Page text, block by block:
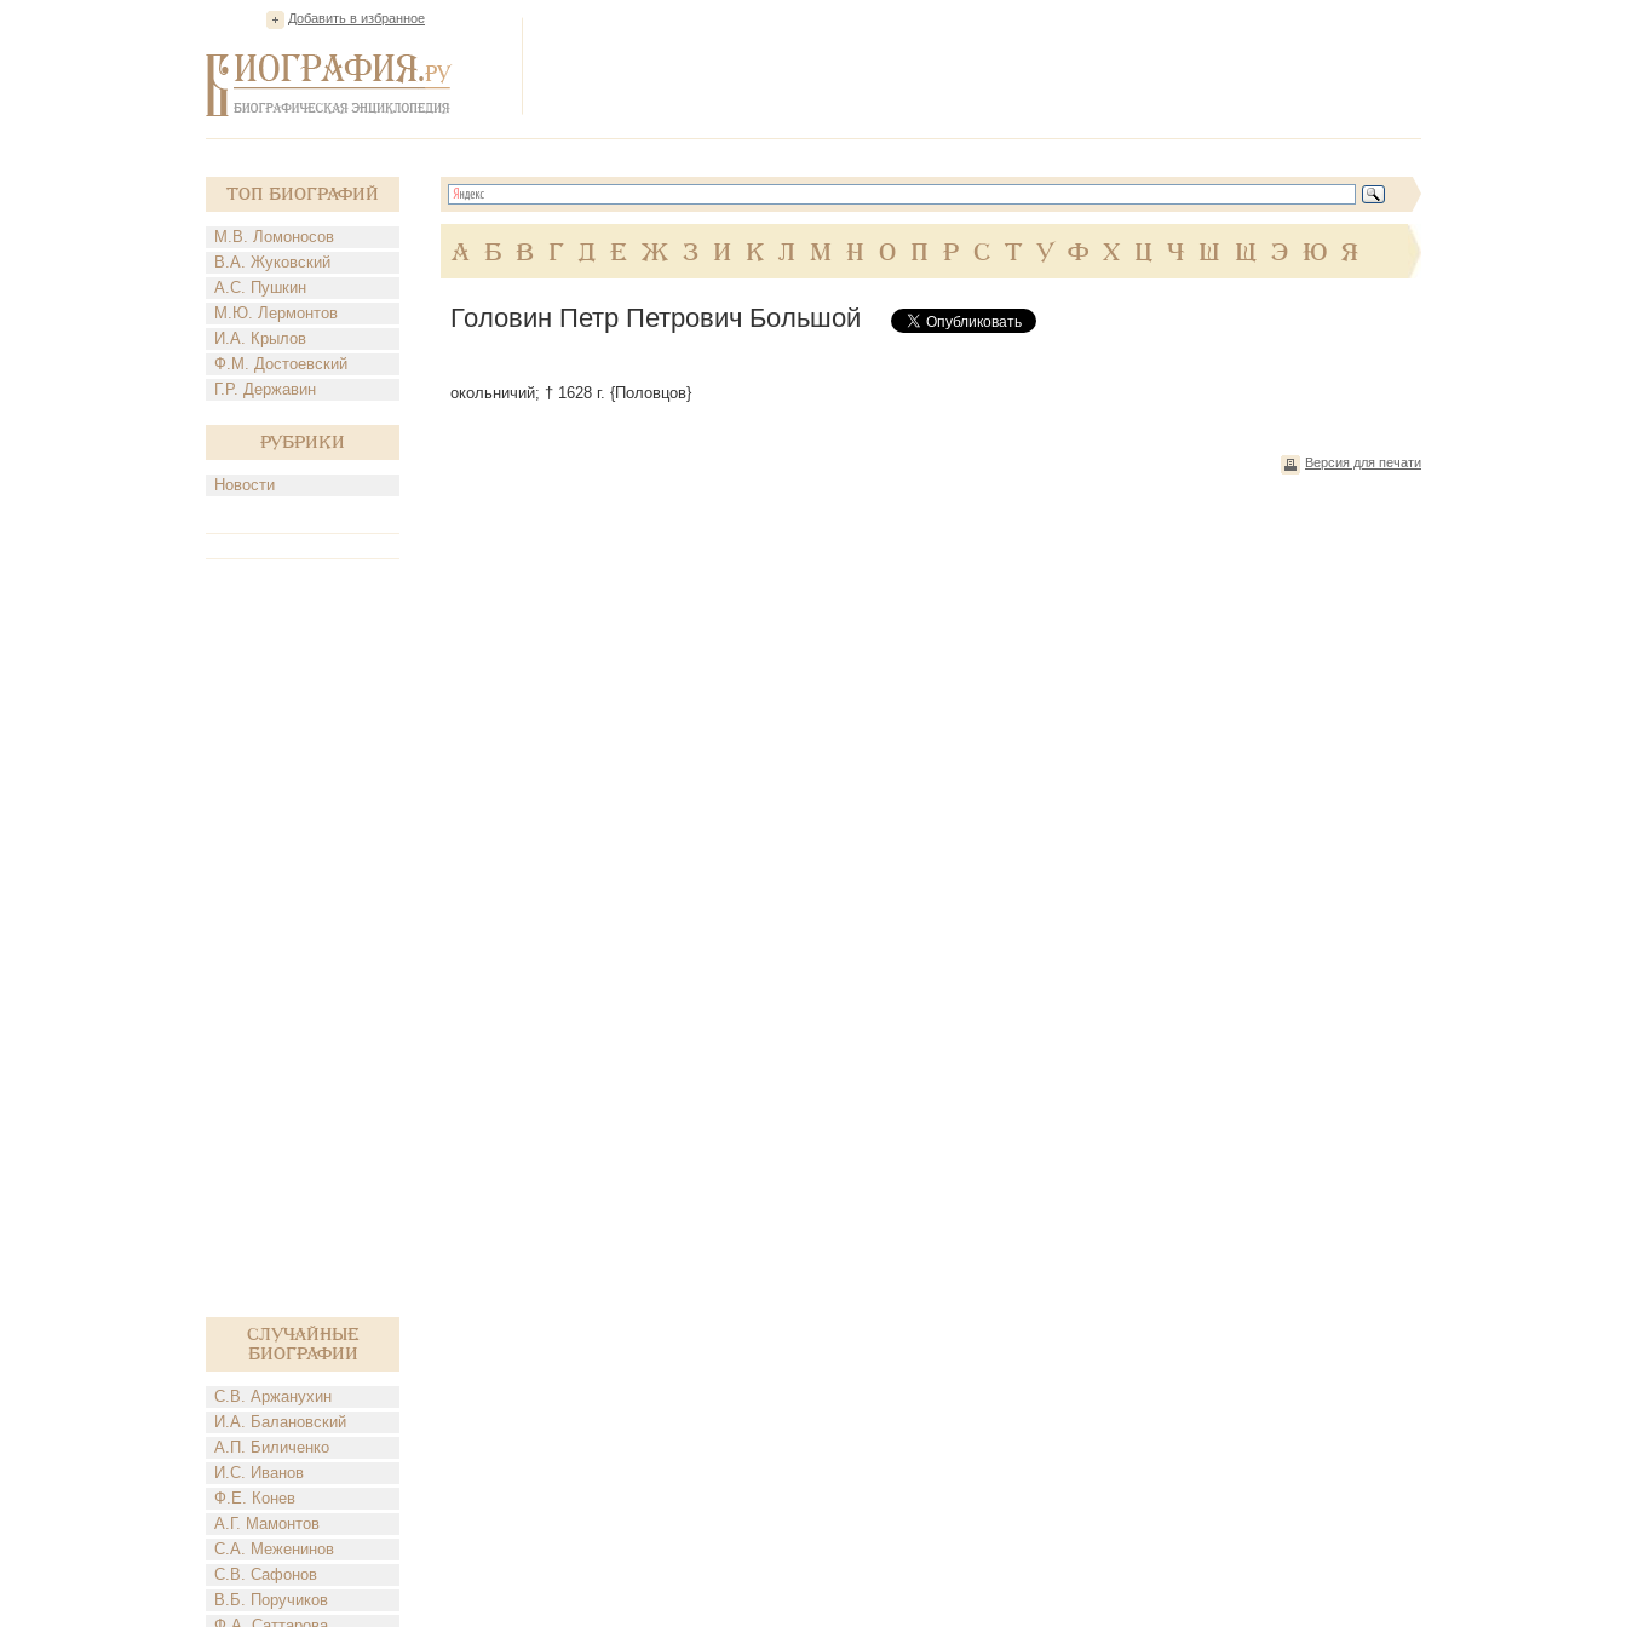
Добавить в избранное
Топ Биографий
М.В. Ломоносов
В.А. Жуковский
А.С. Пушкин
М.Ю. Лермонтов
И.А. Крылов
Ф.М. Достоевский
Г.Р. Державин
Рубрики
Новости
Случайные
биографии
С.В. Аржанухин
И.А. Балановский
А.П. Биличенко
И.С. Иванов
Ф.Е. Конев
А.Г. Мамонтов
С.А. Меженинов
С.В. Сафонов
В.Б. Поручиков
А Б В Г Д Е Ж З И К Л М Н О П Р С Т У Ф Х Ц Ч Ш Щ Э Ю Я
Головин Петр Петрович Большой
окольничий; † 1628 г. {Половцов}
Версия для печати